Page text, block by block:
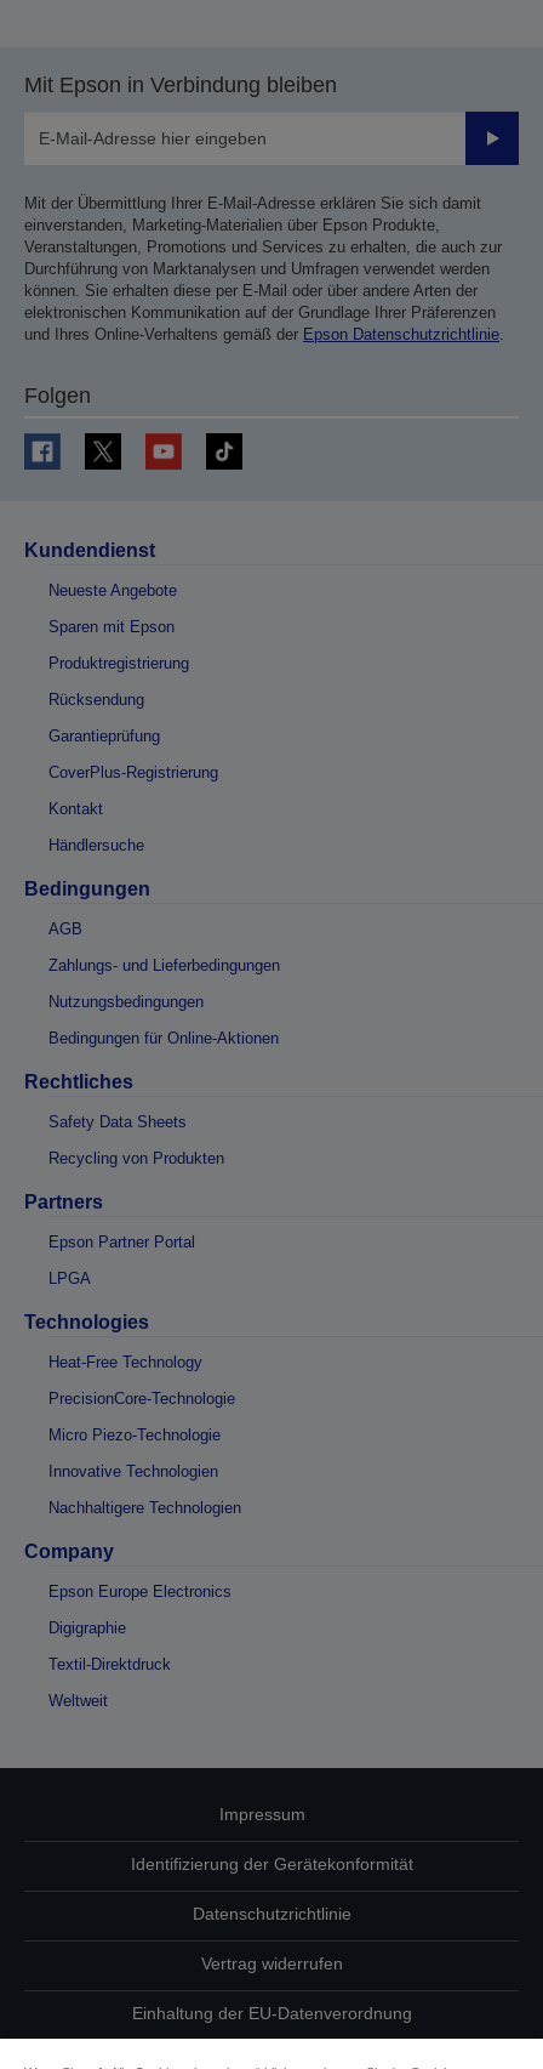
Mit Epson in Verbindung bleiben
Mit der Übermittlung Ihrer E-Mail-Adresse erklären Sie sich damit
einverstanden, Marketing-Materialien über Epson Produkte,
Veranstaltungen, Promotions und Services zu erhalten, die auch zur
Durchführung von Marktanalysen und Umfragen verwendet werden
können. Sie erhalten diese per E-Mail oder über andere Arten der
elektronischen Kommunikation auf der Grundlage Ihrer Präferenzen
und Ihres Online-Verhaltens gemäß der Epson Datenschutzrichtlinie
Folgen
Kundendienst
Neueste Angebote
Sparen mit Epson
Produktregistrierung
Rücksendung
Garantieprüfung
CoverPlus-Registrierung
Kontakt
Händlersuche
Bedingungen
AGB
Zahlungs- und Lieferbedingungen
Nutzungsbedingungen
Bedingungen für Online-Aktionen
Rechtliches
Safety Data Sheets
Recycling von Produkten
Partners
Epson Partner Portal
LPGA
Technologies
Heat-Free Technology
PrecisionCore-Technologie
Micro Piezo-Technologie
Innovative Technologien
Nachhaltigere Technologien
Company
Epson Europe Electronics
Digigraphie
Textil-Direktdruck
Weltweit
Impressum
Identifizierung der Gerätekonformität
Datenschutzrichtlinie
Vertrag widerrufen
Einhaltung der EU-Datenverordnung